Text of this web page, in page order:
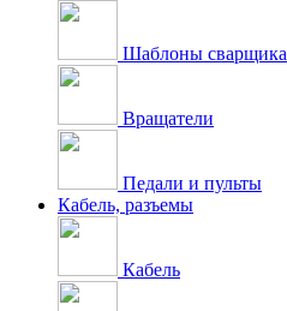
Шаблоны сварщика
Вращатели
Педали и пульты
Кабель, разъемы
Кабель